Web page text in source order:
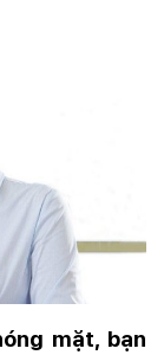
mặt, bạn